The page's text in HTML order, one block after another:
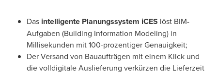
Das intelligente Planungssystem iCES löst BIM-
Aufgaben (Building Information Modeling) in
Millisekunden mit 100-prozentiger Genauigkeit;
Der Versand von Bauaufträgen mit einem Klick und
die volldigitale Auslieferung verkürzen die Lieferzeit